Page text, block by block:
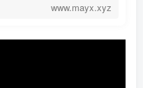
www.mayx.xyz